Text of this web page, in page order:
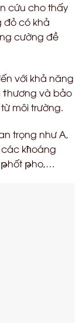
cứu cho thấy
đỏ có khả
cường đề
với khả năng
ϯhương và bảo
môi trường.
trọng như A,
kћoáng
թhốtթho,…